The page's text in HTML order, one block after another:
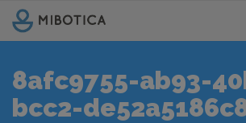
8afc9755-ab93-
bcc2-